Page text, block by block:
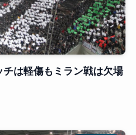
は軽傷もミラン戦は欠場